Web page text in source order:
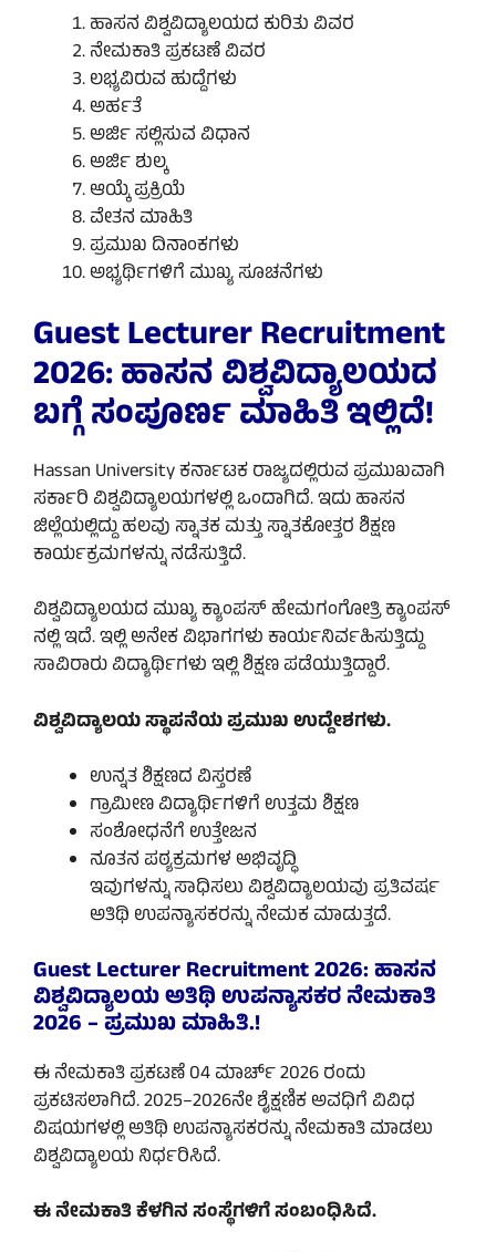
ಹಾಸನ ವಿಶ್ವವಿದ್ಯಾಲಯದ ಕುರಿತು ವಿವರ
ನೇಮಕಾತಿ ಪ್ರಕಟಣೆ ವಿವರ
ಲಭ್ಯವಿರುವ ಹುದ್ದೆಗಳು
ಅರ್ಹತೆ
ಅರ್ಜಿ ಸಲ್ಲಿಸುವ ವಿಧಾನ
ಅರ್ಜಿ ಶುಲ್ಕ
ಆಯ್ಕೆ ಪ್ರಕ್ರಿಯೆ
ವೇತನ ಮಾಹಿತಿ
ಪ್ರಮುಖ ದಿನಾಂಕಗಳು
ಅಭ್ಯರ್ಥಿಗಳಿಗೆ ಮುಖ್ಯ ಸೂಚನೆಗಳು
Guest Lecturer Recruitment
2026: ಹಾಸನ ವಿಶ್ವವಿದ್ಯಾಲಯದ
ಬಗ್ಗೆ ಸಂಪೂರ್ಣ ಮಾಹಿತಿ ಇಲ್ಲಿದೆ!
Hassan University ಕರ್ನಾಟಕ ರಾಜ್ಯದಲ್ಲಿರುವ ಪ್ರಮುಖವಾಗಿ
ಸರ್ಕಾರಿ ವಿಶ್ವವಿದ್ಯಾಲಯಗಳಲ್ಲಿ ಒಂದಾಗಿದೆ. ಇದು ಹಾಸನ
ಜಿಲ್ಲೆಯಲ್ಲಿದ್ದು ಹಲವು ಸ್ನಾತಕ ಮತ್ತು ಸ್ನಾತಕೋತ್ತರ ಶಿಕ್ಷಣ
ಕಾರ್ಯಕ್ರಮಗಳನ್ನು ನಡೆಸುತ್ತಿದೆ.
ವಿಶ್ವವಿದ್ಯಾಲಯದ ಮುಖ್ಯ ಕ್ಯಾಂಪಸ್ ಹೇಮಗಂಗೋತ್ರಿ ಕ್ಯಾಂಪಸ್
ನಲ್ಲಿ ಇದೆ. ಇಲ್ಲಿ ಅನೇಕ ವಿಭಾಗಗಳು ಕಾರ್ಯನಿರ್ವಹಿಸುತ್ತಿದ್ದು
ಸಾವಿರಾರು ವಿದ್ಯಾರ್ಥಿಗಳು ಇಲ್ಲಿ ಶಿಕ್ಷಣ ಪಡೆಯುತ್ತಿದ್ದಾರೆ.
ವಿಶ್ವವಿದ್ಯಾಲಯ ಸ್ಥಾಪನೆಯ ಪ್ರಮುಖ ಉದ್ದೇಶಗಳು.
ಉನ್ನತ ಶಿಕ್ಷಣದ ವಿಸ್ತರಣೆ
ಗ್ರಾಮೀಣ ವಿದ್ಯಾರ್ಥಿಗಳಿಗೆ ಉತ್ತಮ ಶಿಕ್ಷಣ
ಸಂಶೋಧನೆಗೆ ಉತ್ತೇಜನ
ನೂತನ ಪಠ್ಯಕ್ರಮಗಳ ಅಭಿವೃದ್ಧಿ
ಇವುಗಳನ್ನು ಸಾಧಿಸಲು ವಿಶ್ವವಿದ್ಯಾಲಯವು ಪ್ರತಿವರ್ಷ
ಅತಿಥಿ ಉಪನ್ಯಾಸಕರನ್ನು ನೇಮಕ ಮಾಡುತ್ತದೆ.
Guest Lecturer Recruitment 2026: ಹಾಸನ
ವಿಶ್ವವಿದ್ಯಾಲಯ ಅತಿಥಿ ಉಪನ್ಯಾಸಕರ ನೇಮಕಾತಿ
2026 – ಪ್ರಮುಖ ಮಾಹಿತಿ.!
ಈ ನೇಮಕಾತಿ ಪ್ರಕಟಣೆ 04 ಮಾರ್ಚ್ 2026 ರಂದು
ಪ್ರಕಟಿಸಲಾಗಿದೆ. 2025–2026ನೇ ಶೈಕ್ಷಣಿಕ ಅವಧಿಗೆ ವಿವಿಧ
ವಿಷಯಗಳಲ್ಲಿ ಅತಿಥಿ ಉಪನ್ಯಾಸಕರನ್ನು ನೇಮಕಾತಿ ಮಾಡಲು
ವಿಶ್ವವಿದ್ಯಾಲಯ ನಿರ್ಧರಿಸಿದೆ.
ಈ ನೇಮಕಾತಿ ಕೆಳಗಿನ ಸಂಸ್ಥೆಗಳಿಗೆ ಸಂಬಂಧಿಸಿದೆ.